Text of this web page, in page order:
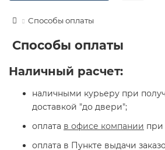
Способы оплаты
Способы оплаты
Наличный расчет:
наличными курьеру при
доставкой "до двери";
оплата в офисе компании при
оплата в Пункте выдачи